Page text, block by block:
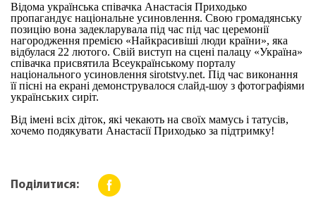
Відома українська співачка Анастасія Приходько
пропагандує національне усиновлення. Свою громадянську
позицію вона задекларувала під час під час церемонії
нагородження премією «Найкрасивіші люди країни», яка
відбулася 22 лютого. Свій виступ на сцені палацу «Україна»
співачка присвятила Всеукраїнському порталу
національного усиновлення sirotstvy.net. Під час виконання
її пісні на екрані демонструвалося слайд-шоу з фотографіями
українських сиріт.
Від імені всіх діток, які чекають на своїх мамусь і татусів,
хочемо подякувати Анастасії Приходько за підтримку!
Поділитися: